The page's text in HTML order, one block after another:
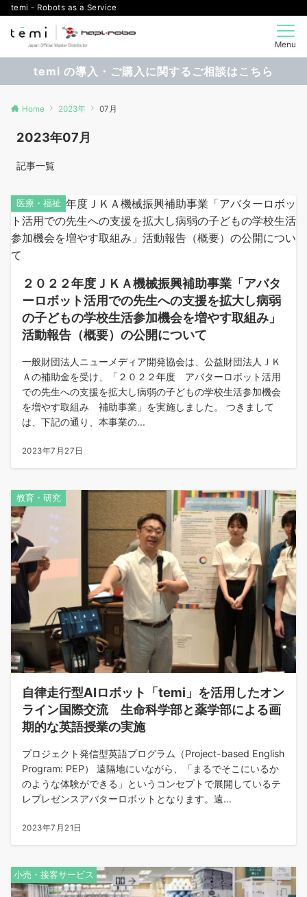
temi - Robots as a Service
Menu
temi の導入・ご購入に関するご相談はこちら
Home 2023年 07月
2023年07月
記事一覧
医療・福祉
２０２２年度ＪＫＡ機械振興補助事業「アバタ
ーロボット活用での先生への支援を拡大し病弱
の子どもの学校生活参加機会を増やす取組み」
活動報告（概要）の公開について
一般財団法人ニューメディア開発協会は、公益財団法人ＪＫ
Ａの補助金を受け、「２０２２年度 アバターロボット活用
での先生への支援を拡大し病弱の子どもの学校生活参加機会
を増やす取組み 補助事業」を実施しました。 つきまして
は、下記の通り、本事業の...
2023年7月27日
教育・研究
自律走行型AIロボット「temi」を活用したオン
ライン国際交流 生命科学部と薬学部による画
期的な英語授業の実施
プロジェクト発信型英語プログラム（Project-based English
Program: PEP） 遠隔地にいながら、「まるでそこにいるか
のような体験ができる」というコンセプトで展開しているテ
レプレゼンスアバターロボットとなります。遠...
2023年7月21日
小売・接客サービス